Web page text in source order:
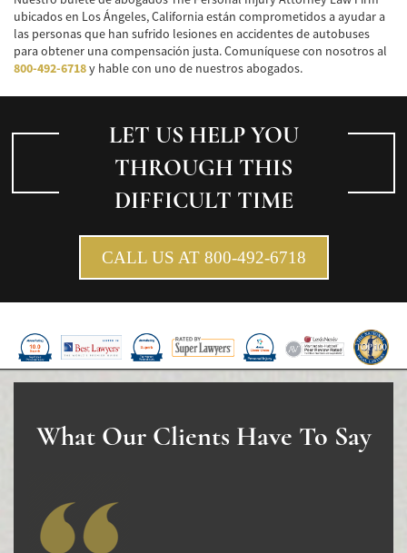
ubicados en Los Ángeles, California están comprometidos a ayudar a
las personas que han sufrido lesiones en accidentes de autobuses
para obtener una compensación justa. Comuníquese con nosotros al
800-492-6718y hable con uno de nuestros abogados.
LET US HELP YOU
THROUGH THIS
DIFFICULT TIME
CALL US AT 800-492-6718
What Our Clients Have To Say